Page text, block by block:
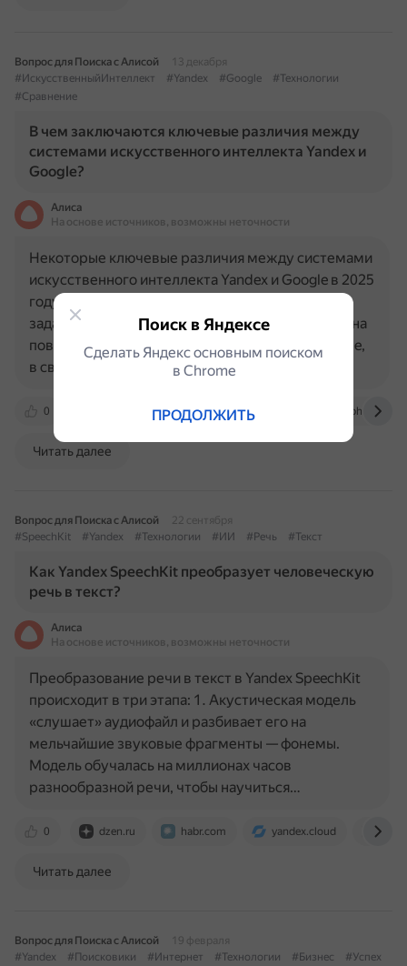
Вопрос для Поиска с Алисой
13 декабря
#ИскусственныйИнтеллект
#Yandex #Google
#Технологии
#Сравнение
В чем заключаются ключевые различия между
системами искусственного интеллекта Yandex и
Google?
Алиса
На основе источников, возможны неточности
0 studiovektor.ru startpack.ru www.iphones.ru
Некоторые ключевые различия между системами
искусственного интеллекта Yandex и Google в 2025
году: Акцент: Яндекс делает ставку на решение
задач внутри своей экосистемы, фокусируется на
повседневности, локальности и скорости. Google,
в свою…
Читать далее
Вопрос для Поиска с Алисой
22 сентября
#SpeechKit
#Yandex #Технологии #ИИ #Речь #Текст
Как Yandex SpeechKit преобразует человеческую
речь в текст?
Алиса
На основе источников, возможны неточности
0 dzen.ru habr.com yandex.cloud
Преобразование речи в текст в Yandex SpeechKit
происходит в три этапа: 1. Акустическая модель
«слушает» аудиофайл и разбивает его на
мельчайшие звуковые фрагменты — фонемы.
Модель обучалась на миллионах часов
разнообразной речи, чтобы научиться…
Читать далее
Вопрос для Поиска с Алисой
19 февраля
#Yandex
#Поисковики #Интернет #Технологии #Бизнес #Успех
Поиск в Яндексе
Сделать Яндекс основным поиском
в Сhrome
ПРОДОЛЖИТЬ